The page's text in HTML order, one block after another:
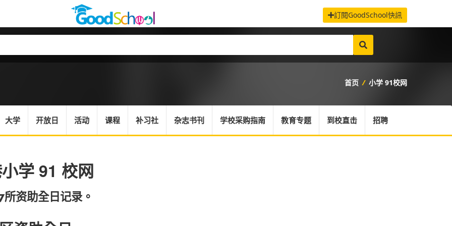
訂閱GoodSchool快訊
首页 / 小学 91校网
大学 开放日 活动 课程 补习社 杂志书刊 学校采购指南 教育专题 到校直击 招聘
学 91 校网
所资助全日记录。